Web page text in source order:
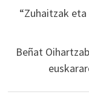
“Zuhaitzak
Beñat